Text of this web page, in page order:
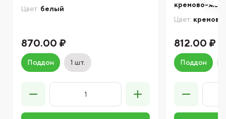
Цвет: белый
870.00 ₽
Поддон 1 шт.
кремово-
Цвет:
812.00 ₽
Поддон